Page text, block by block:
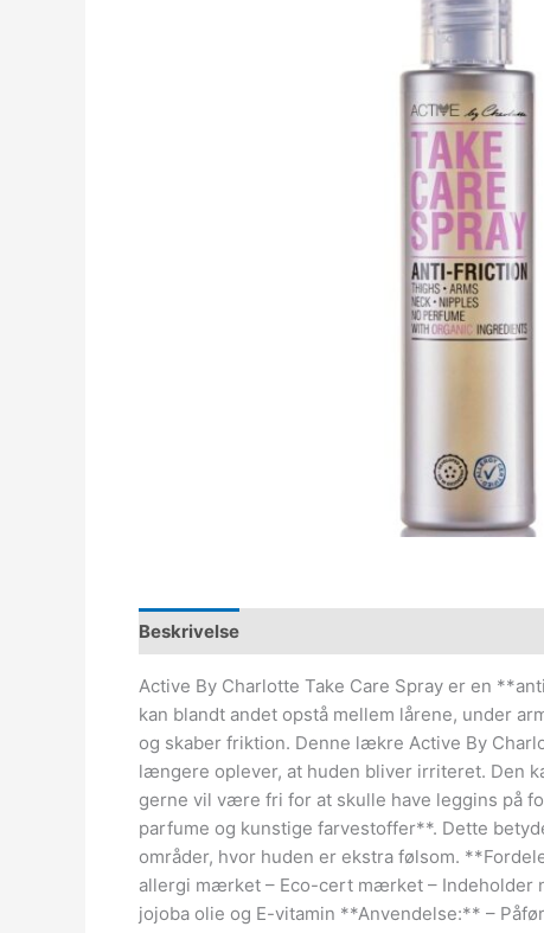
Beskrivelse
Active By Charlotte Take Care Spray er en
kan blandt andet opstå mellem lårene, under
og skaber friktion. Denne lækre Active By
længere oplever, at huden bliver irriteret. Den
gerne vil være fri for at skulle have leggins på
parfume og kunstige farvestoffer**. Dette
områder, hvor huden er ekstra følsom.
allergi mærket – Eco-cert mærket – Indeholder
jojoba olie og E-vitamin **Anvendelse:** –